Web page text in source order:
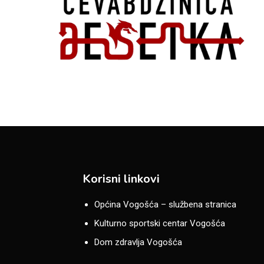
Korisni linkovi
Općina Vogošća – službena stranica
Kulturno sportski centar Vogošća
Dom zdravlja Vogošća